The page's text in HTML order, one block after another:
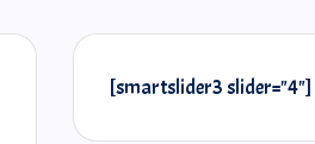
[smartslider3 slider="4"]